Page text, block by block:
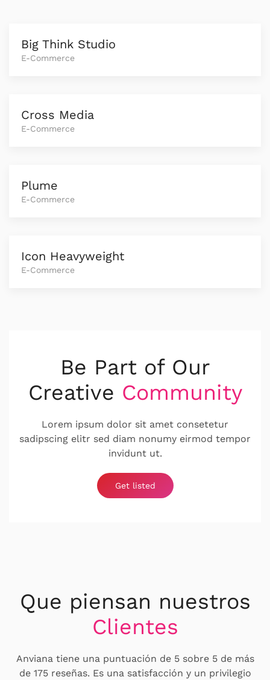
Big Think Studio
E-Commerce
Cross Media
E-Commerce
Plume
E-Commerce
Icon Heavyweight
E-Commerce
Be Part of Our
Creative Community
Lorem ipsum dolor sit amet consetetur
sadipscing elitr sed diam nonumy eirmod tempor
invidunt ut.
Get listed
Que piensan nuestros
Clientes
Anviana tiene una puntuación de 5 sobre 5 de más
de 175 reseñas. Es una satisfacción y un privilegio